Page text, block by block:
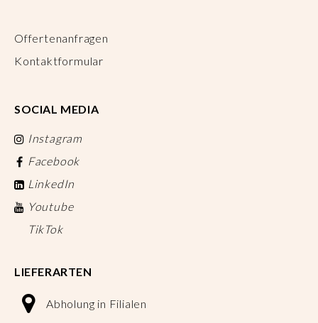
Offertenanfragen
Kontaktformular
SOCIAL MEDIA
Instagram
Facebook
LinkedIn
Youtube
TikTok
LIEFERARTEN
Abholung in Filialen